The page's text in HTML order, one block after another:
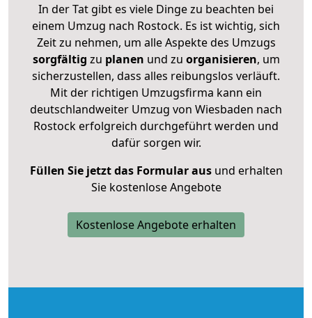
In der Tat gibt es viele Dinge zu beachten bei
einem Umzug nach Rostock. Es ist wichtig, sich
Zeit zu nehmen, um alle Aspekte des Umzugs
sorgfältig zu planen und zu organisieren, um
sicherzustellen, dass alles reibungslos verläuft.
Mit der richtigen Umzugsfirma kann ein
deutschlandweiter Umzug von Wiesbaden nach
Rostock erfolgreich durchgeführt werden und
dafür sorgen wir.
Füllen Sie jetzt das Formular ausund erhalten
Sie kostenlose Angebote
Kostenlose Angebote erhalten